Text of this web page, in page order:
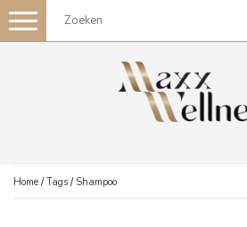
Toggle
navigation
Home /Tags / Shampoo